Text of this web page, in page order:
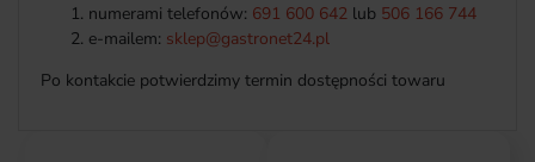
numerami telefonów: 691 600 642lub 506 166 744
e-mailem: sklep@gastronet24.pl
Po kontakcie potwierdzimy termin dostępności towaru